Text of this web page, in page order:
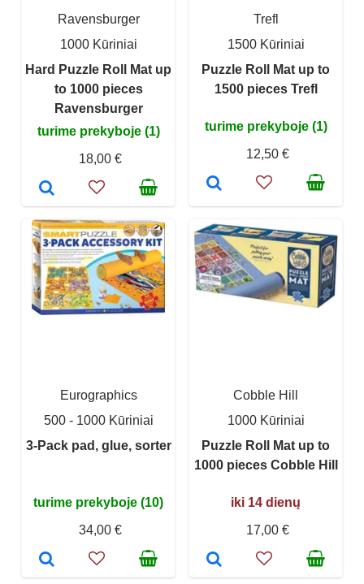
Ravensburger
1000 Kūriniai
Hard Puzzle Roll Mat up
to 1000 pieces
Ravensburger
turime prekyboje (1)
18,00 €
Trefl
1500 Kūriniai
Puzzle Roll Mat up to
1500 pieces Trefl
turime prekyboje (1)
12,50 €
Eurographics
500 - 1000 Kūriniai
3-Pack pad, glue, sorter
turime prekyboje (10)
34,00 €
Cobble Hill
1000 Kūriniai
Puzzle Roll Mat up to
1000 pieces Cobble Hill
iki 14 dienų
17,00 €